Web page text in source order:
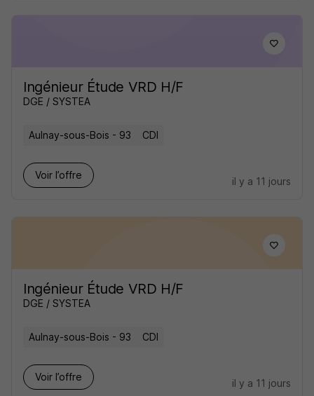
Ingénieur Étude VRD H/F
DGE / SYSTEA
Aulnay-sous-Bois - 93 CDI
Voir l’offre
il y a 11 jours
Ingénieur Étude VRD H/F
DGE / SYSTEA
Aulnay-sous-Bois - 93 CDI
Voir l’offre
il y a 11 jours